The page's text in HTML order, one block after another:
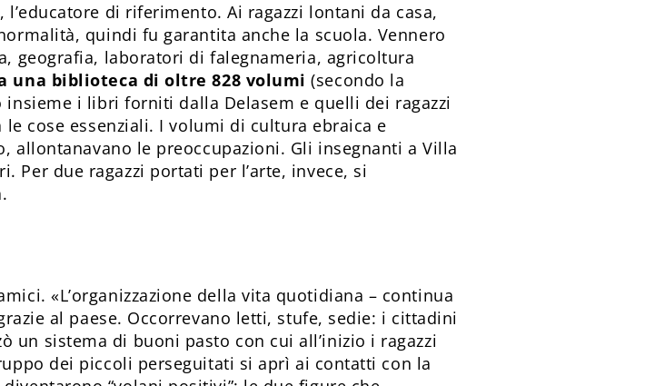
di riferimento. Ai ragazzi lontani da casa,
quindi fu garantita anche la scuola. Vennero
geografia, laboratori di falegnameria, agricoltura
una biblioteca di oltre 828 volumi (secondo la
i libri forniti dalla Delasem e quelli dei ragazzi
cose essenziali. I volumi di cultura ebraica e
le preoccupazioni. Gli insegnanti a Villa
Per due ragazzi portati per l’arte, invece, si
«L’organizzazione della vita quotidiana – continua
al paese. Occorrevano letti, stufe, sedie: i cittadini
un sistema di buoni pasto con cui all’inizio i ragazzi
dei piccoli perseguitati si aprì ai contatti con la